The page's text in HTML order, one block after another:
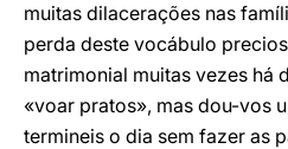
muitas dilacerações nas
perda deste vocábulo
matrimonial muitas vezes há
«voar pratos», mas dou-vos
termineis o dia sem fazer as